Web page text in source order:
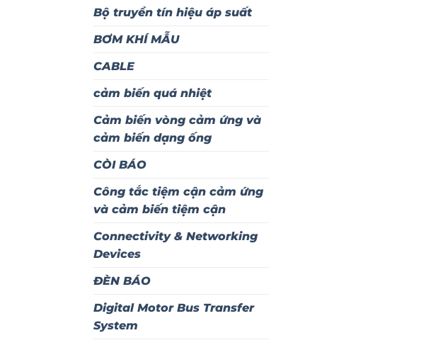
Bộ truyền tín hiệu áp suất
BƠM KHÍ MẪU
CABLE
cảm biến quá nhiệt
Cảm biến vòng cảm ứng và
cảm biến dạng ống
CÒI BÁO
Công tắc tiệm cận cảm ứng
và cảm biến tiệm cận
Connectivity & Networking
Devices
ĐÈN BÁO
Digital Motor Bus Transfer
System